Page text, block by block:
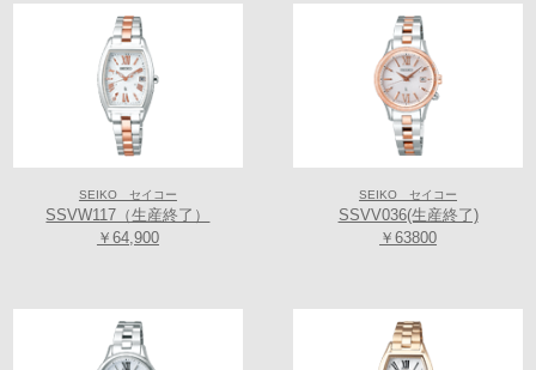
【LUKIA(ルキア)】
1995年に誕生し、今日まで女性のニーズをとらえたブランドとして、30
代の働く女性を中心に多くの方から支持されてきました。最先端技術に
よる高機能を搭載しながら、時代に合った心地よいデザインで、スマー
トに、前向きに、自分らしく毎日を送る女性の手元を彩り、その輝きを
最大限に引き出します。ブランド名“LUKIA”は、L＝Lucid（輝く）、U＝
Unison（調和）、K＝Keen（はつらつとした）、I＝Intellectual（知的
な）、A＝Active（活動的な）の頭文字を組み合わせた造語です。
（一部対象外がございます各店舗に詳しくは各店舗にお問合せ下さいま
SEIKO セイコー
SSVW117（生産終了）
￥64,900
SEIKO セイコー
SSVV036(生産終了)
￥63800